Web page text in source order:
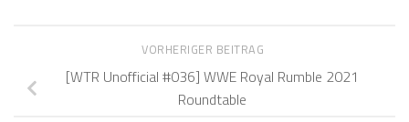
VORHERIGER BEITRAG
[WTR Unofficial #036] WWE Royal Rumble 2021
Roundtable